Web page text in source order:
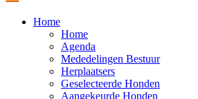
Home
Home
Agenda
Mededelingen Bestuur
Herplaatsers
Geselecteerde Honden
Aangekeurde Honden